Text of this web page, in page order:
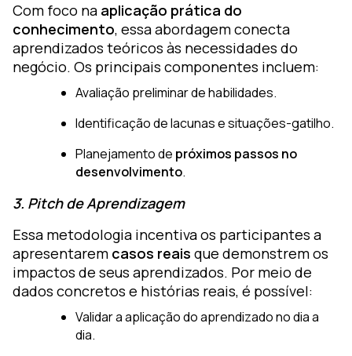
Com foco na aplicação prática do
conhecimento, essa abordagem conecta
aprendizados teóricos às necessidades do
negócio. Os principais componentes incluem:
Avaliação preliminar de habilidades.
Identificação de lacunas e situações-gatilho.
Planejamento de próximos passos no
desenvolvimento.
3. Pitch de Aprendizagem
Essa metodologia incentiva os participantes a
apresentarem casos reais que demonstrem os
impactos de seus aprendizados. Por meio de
dados concretos e histórias reais, é possível:
Validar a aplicação do aprendizado no dia a
dia.